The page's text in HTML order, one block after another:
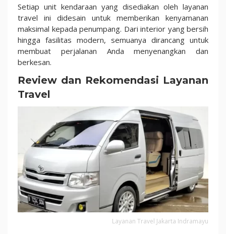
Setiap unit kendaraan yang disediakan oleh layanan
travel ini didesain untuk memberikan kenyamanan
maksimal kepada penumpang. Dari interior yang bersih
hingga fasilitas modern, semuanya dirancang untuk
membuat perjalanan Anda menyenangkan dan
berkesan.
Review dan Rekomendasi Layanan
Travel
Layanan Travel Jakarta Indramayu